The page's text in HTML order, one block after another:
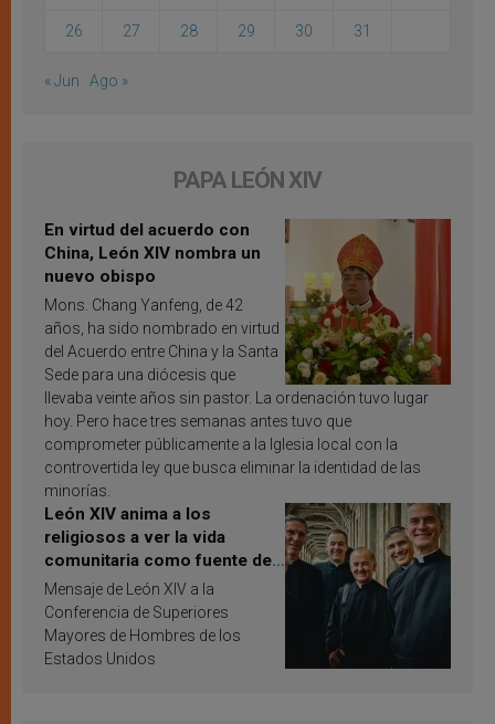
26 27 28 29 30 31
« Jun Ago »
PAPA LEÓN XIV
En virtud del acuerdo con
China, León XIV nombra un
nuevo obispo
Mons. Chang Yanfeng, de 42
años, ha sido nombrado en virtud
del Acuerdo entre China y la Santa
Sede para una diócesis que
llevaba veinte años sin pastor. La ordenación tuvo lugar
hoy. Pero hace tres semanas antes tuvo que
comprometer públicamente a la Iglesia local con la
controvertida ley que busca eliminar la identidad de las
minorías.
León XIV anima a los
religiosos a ver la vida
comunitaria como fuente de
inspiración y santificación
Mensaje de León XIV a la
Conferencia de Superiores
Mayores de Hombres de los
Estados Unidos